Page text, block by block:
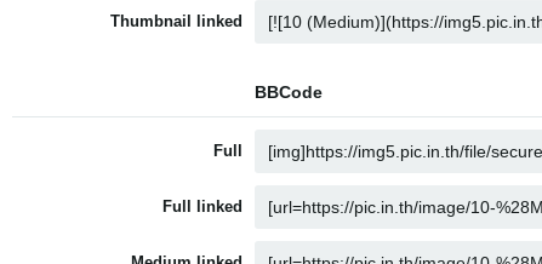
Thumbnail linked
BBCode
Full
Full linked